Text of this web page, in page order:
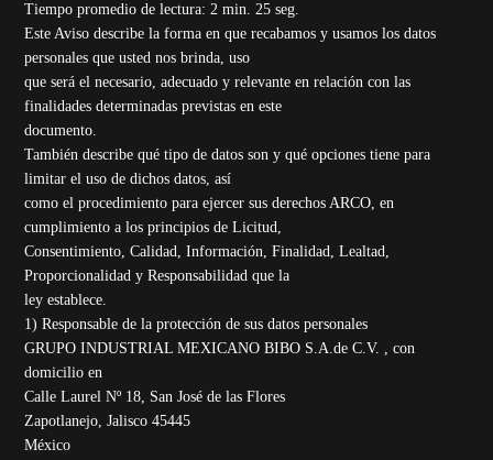
Tiempo promedio de lectura: 2 min. 25 seg.
Este Aviso describe la forma en que recabamos y usamos los datos
personales que usted nos brinda, uso
que será el necesario, adecuado y relevante en relación con las
finalidades determinadas previstas en este
documento.
También describe qué tipo de datos son y qué opciones tiene para
limitar el uso de dichos datos, así
como el procedimiento para ejercer sus derechos ARCO, en
cumplimiento a los principios de Licitud,
Consentimiento, Calidad, Información, Finalidad, Lealtad,
Proporcionalidad y Responsabilidad que la
ley establece.
1) Responsable de la protección de sus datos personales
GRUPO INDUSTRIAL MEXICANO BIBO S.A.de C.V. , con
domicilio en
Calle Laurel Nº 18, San José de las Flores
Zapotlanejo, Jalisco 45445
México